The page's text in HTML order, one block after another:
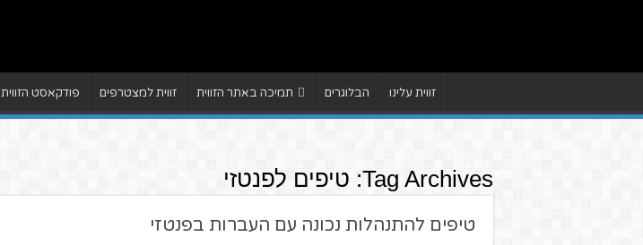
זווית עלינו הבלוגרים תמיכה באתר הזווית זווית למצטרפים פודקאסט הזווית
Tag Archives: טיפים לפנטזי
טיפים להתנהלות נכונה עם העברות בפנטזי